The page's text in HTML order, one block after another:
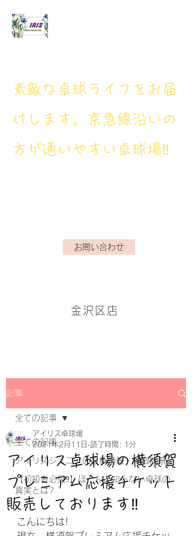
​素敵な卓球ライフをお届
けします。京急線沿いの
方が通いやすい卓球場‼
お問い合わせ
金沢区店
記事
全ての記事
アイリスジュニアの最新情報・練習風景
【初級者必見‼】ほとんど知らない卓球の
真実とは?
全ての記事
アイリス卓球場の横須賀
プレミアム応援チケット
販売しております‼
アイリス卓球場
2021年2月11日 読了時間: 1分
こんにちは!